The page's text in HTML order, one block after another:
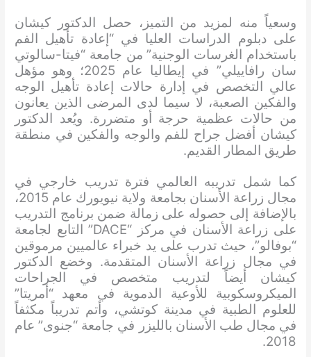
وسعياً منه لمزيد من التميز، حصل الدكتور كيشان
على دبلوم الدراسات العليا في “إعادة تأهيل الفم
باستخدام الغرسات الوجنية” من جامعة “فيتا-سالوتي
سان رافاييلي” في إيطاليا عام 2025؛ وهو مؤهل
عالي التخصص في إدارة حالات إعادة تأهيل الوجه
والفكين الصعبة، لا سيما لدى المرضى الذين يعانون
من حالات عظمية حرجة أو متضررة. ويُعد الدكتور
كيشان أفضل جراح للفم والوجه والفكين في منطقة
طريق المطار القديم.
كما شمل تدريبه العالمي فترة تدريب خارجي في
مجال زراعة الأسنان بجامعة ولاية نيويورك عام 2015،
بالإضافة إلى حصوله على زمالة ضمن برنامج التدريب
على زراعة الأسنان في مركز “DACE” التابع لجامعة
“بوفالو”، حيث تدرب على يد خبراء عالميين مرموقين
في مجال زراعة الأسنان المتقدمة. وخضع الدكتور
كيشان أيضاً لتدريب متخصص في الجراحات
الميكروسكوبية للأوعية الدموية في معهد “أمريتا”
للعلوم الطبية في مدينة كوتشي، وأتم تدريباً مكثفاً
في مجال طب الأسنان بالليزر في جامعة “جنوى” عام
2018.